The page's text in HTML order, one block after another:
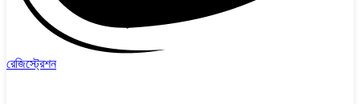
রেজিস্ট্রেশন